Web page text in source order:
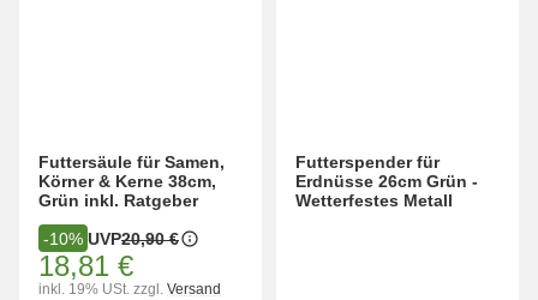
Futtersäule für Samen,
Körner & Kerne 38cm,
Grün inkl. Ratgeber
-10% UVP20,90 €
18,81 €
inkl. 19% USt. zzgl. Versand
Futterspender für
Erdnüsse 26cm Grün -
Wetterfestes Metall